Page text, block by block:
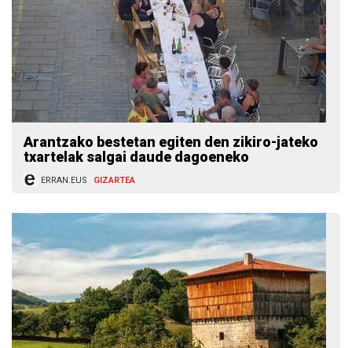
Arantzako bestetan egiten den zikiro-jateko
txartelak salgai daude dagoeneko
ERRAN.EUS GIZARTEA